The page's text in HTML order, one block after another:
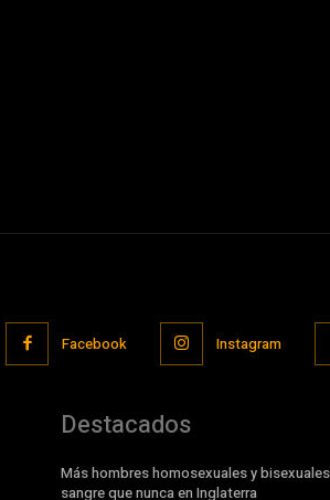
Facebook Instagram
Destacados
Más hombres homosexuales y
sangre que nunca en Inglaterra